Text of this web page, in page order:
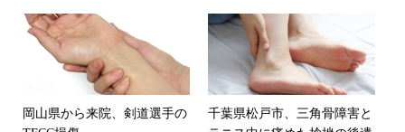
岡山県から来院、剣道選手の
千葉県松戸市、三角骨障害と